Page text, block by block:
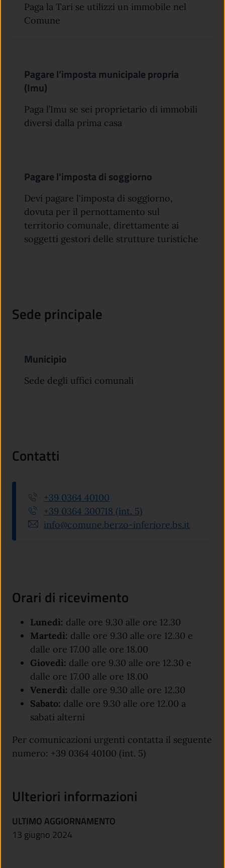
Paga la Tari se utilizzi un immobile nel
Comune
Pagare l’imposta municipale propria
(Imu)
Paga l’Imu se sei proprietario di immobili
diversi dalla prima casa
Pagare l'imposta di soggiorno
Devi pagare l'imposta di soggiorno,
dovuta per il pernottamento sul
territorio comunale, direttamente ai
soggetti gestori delle strutture turistiche
Sede principale
Municipio
Sede degli uffici comunali
Contatti
+39 0364 40100
+39 0364 300718 (int. 5)
info@comune.berzo-inferiore.bs.it
Orari di ricevimento
Lunedì: dalle ore 9.30 alle ore 12.30
Martedì: dalle ore 9.30 alle ore 12.30 e
dalle ore 17.00 alle ore 18.00
Giovedì: dalle ore 9.30 alle ore 12.30 e
dalle ore 17.00 alle ore 18.00
Venerdì: dalle ore 9.30 alle ore 12.30
Sabato: dalle ore 9.30 alle ore 12.00 a
sabati alterni
Per comunicazioni urgenti contatta il seguente
numero: +39 0364 40100 (int. 5)
Ulteriori informazioni
ULTIMO AGGIORNAMENTO
13 giugno 2024